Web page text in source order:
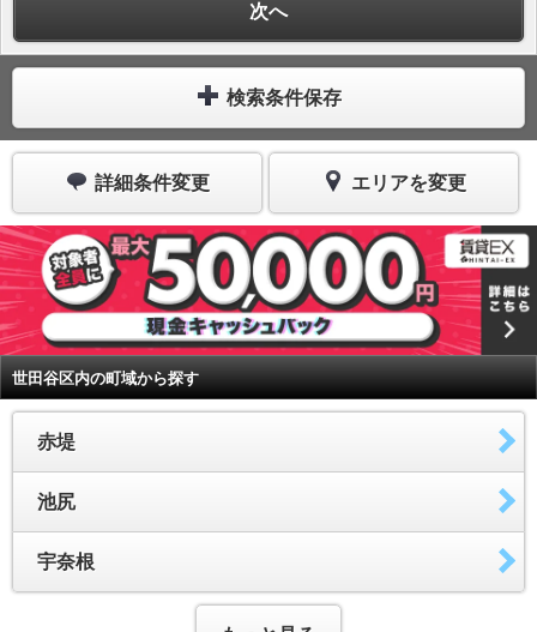
次へ
検索条件保存
詳細条件変更 エリアを変更
世田谷区内の町域から探す
赤堤
池尻
宇奈根